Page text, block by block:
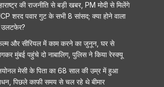
की राजनीति से बड़ी खबर, PM मोदी से मिलेंगे
शरद पवार गुट के सभी 8 सांसद; क्या होने वाला
और सीरियल में काम करने का जुनून, घर से
मुंबई पहुंचे दो नाबालिग, पुलिस ने किया रेस्क्यू
मेसी के पिता का 68 साल की उम्र में हुआ
पिछले काफी समय से चल रहे थे बीमार